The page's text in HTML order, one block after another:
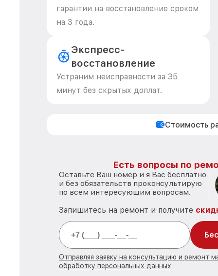
гарантии на восстановление сроком
на 3 года.
Экспресс-
восстановление
Устраним неисправности за 35
минут без скрытых доплат.
Стоимость
Есть вопросы по
Оставьте Ваш номер и я Вас бесплатно
и без обязательств проконсультирую
по всем интересующим вопросам.
Запишитесь на ремонт и получите
Отправляя заявку на консультацию и ремонт
обработку персональных данных